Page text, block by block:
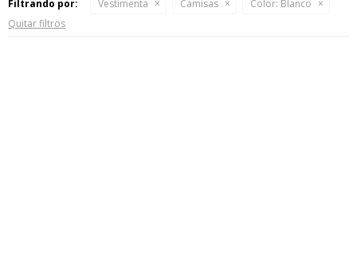
Filtrando por: Vestimenta Camisas Color: Blanco
Quitar filtros